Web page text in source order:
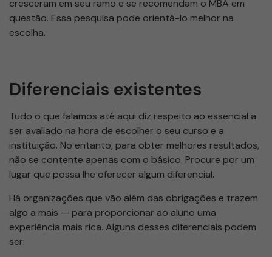
cresceram em seu ramo e se recomendam o MBA em
questão. Essa pesquisa pode orientá-lo melhor na
escolha.
Diferenciais existentes
Tudo o que falamos até aqui diz respeito ao essencial a
ser avaliado na hora de escolher o seu curso e a
instituição. No entanto, para obter melhores resultados,
não se contente apenas com o básico. Procure por um
lugar que possa lhe oferecer algum diferencial.
Há organizações que vão além das obrigações e trazem
algo a mais — para proporcionar ao aluno uma
experiência mais rica. Alguns desses diferenciais podem
ser: